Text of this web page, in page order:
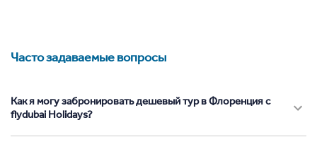
Часто задаваемые вопросы
Как я могу забронировать дешевый тур в Флоренция с
flydubai Holidays?